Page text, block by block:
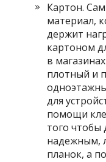
Картон.
материал,
держит
картоном
в
плотный и
для
помощи
того чтобы
надежным,
планок, а